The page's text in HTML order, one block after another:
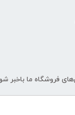
فروشگاه ما باخبر